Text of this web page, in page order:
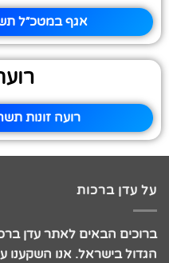
אגף במטכ״ל
רועה זונות
על עדן ברכות
ברוכים הבאים לאתר עדן
הגדול בישראל. אנו השקענו